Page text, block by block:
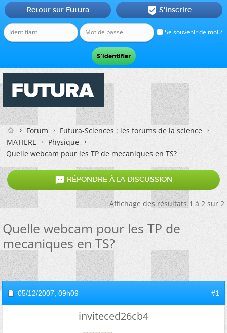
Se souvenir de moi ?
Retour sur Futura  S'inscrire
Forum
Futura-Sciences : les forums de la science
MATIERE
Physique
Quelle webcam pour les TP de mecaniques en TS?
 RÉPONDRE À LA DISCUSSION
Affichage des résultats 1 à 2 sur 2
Quelle webcam pour les TP de
mecaniques en TS?
05/12/2007, 09h09 #1
inviteced26cb4